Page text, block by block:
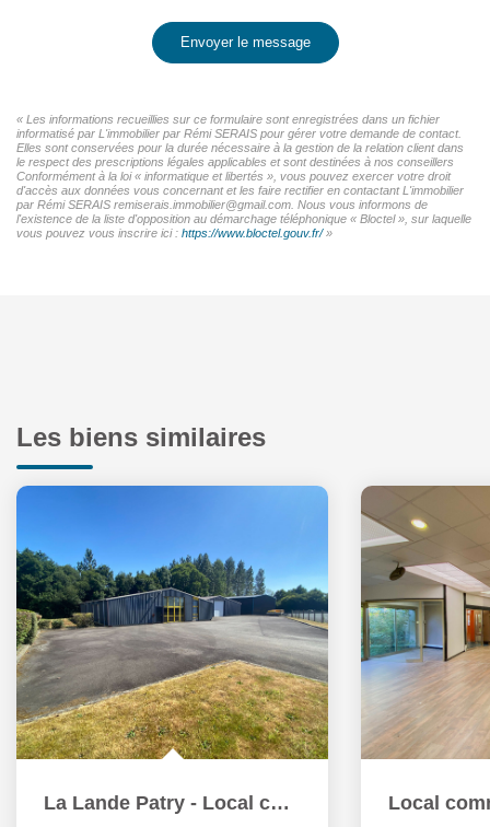
Envoyer le message
« Les informations recueillies sur ce formulaire sont enregistrées dans un fichier
informatisé par L'immobilier par Rémi SERAIS pour gérer votre demande de contact.
Elles sont conservées pour la durée nécessaire à la gestion de la relation client dans
le respect des prescriptions légales applicables et sont destinées à nos conseillers
Conformément à la loi « informatique et libertés », vous pouvez exercer votre droit
d'accès aux données vous concernant et les faire rectifier en contactant L'immobilier
par Rémi SERAIS remiserais.immobilier@gmail.com. Nous vous informons de
l'existence de la liste d'opposition au démarchage téléphonique « Bloctel », sur laquelle
vous pouvez vous inscrire ici : https://www.bloctel.gouv.fr/»
Les biens similaires
La Lande Patry - Local commercial